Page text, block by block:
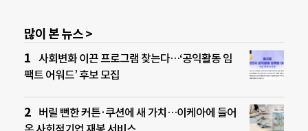
많이 본 뉴스 >
사회변화 이끈 프로그램 찾는다…‘공익활동 임
팩트 어워드’ 후보 모집
버릴 뻔한 커튼·쿠션에 새 가치…이케아에 들어